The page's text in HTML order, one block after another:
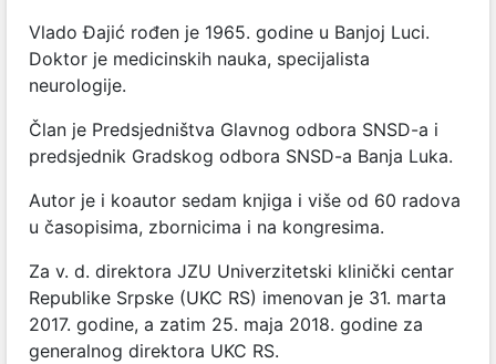
Vlado Đajić rođen je 1965. godine u Banjoj Luci.
Doktor je medicinskih nauka, specijalista
neurologije.
Član je Predsjedništva Glavnog odbora SNSD-a i
predsjednik Gradskog odbora SNSD-a Banja Luka.
Autor je i koautor sedam knjiga i više od 60 radova
u časopisima, zbornicima i na kongresima.
Za v. d. direktora JZU Univerzitetski klinički centar
Republike Srpske (UKC RS) imenovan je 31. marta
2017. godine, a zatim 25. maja 2018. godine za
generalnog direktora UKC RS.